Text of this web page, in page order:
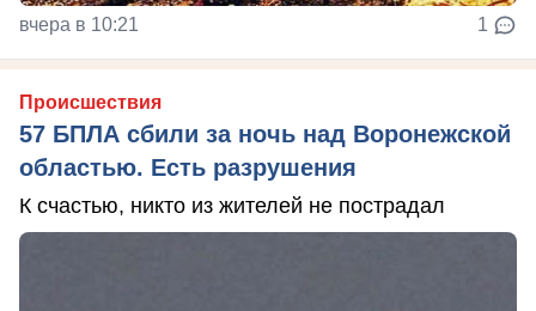
вчера в 10:21 1
Происшествия
57 БПЛА сбили за ночь над Воронежской
областью. Есть разрушения
К счастью, никто из жителей не пострадал